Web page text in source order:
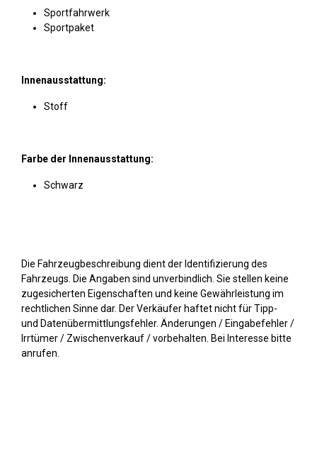
Sportfahrwerk
Sportpaket
Innenausstattung:
Stoff
Farbe der Innenausstattung:
Schwarz
Die Fahrzeugbeschreibung dient der Identifizierung des
Fahrzeugs. Die Angaben sind unverbindlich. Sie stellen keine
zugesicherten Eigenschaften und keine Gewährleistung im
rechtlichen Sinne dar. Der Verkäufer haftet nicht für Tipp-
und Datenübermittlungsfehler. Änderungen / Eingabefehler /
Irrtümer / Zwischenverkauf / vorbehalten. Bei Interesse bitte
anrufen.